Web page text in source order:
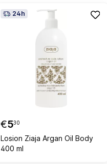
24h
€530
Losion Ziaja Argan Oil Body
400 ml